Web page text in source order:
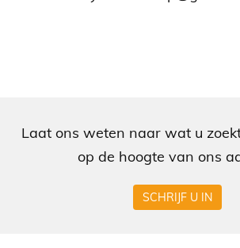
Laat ons weten naar wat u
op de hoogte van ons
SCHRIJF U IN